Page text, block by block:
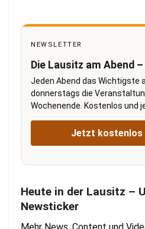
NEWSLETTER
Die Lausitz am Abend
Jeden Abend das Wichtigste
donnerstags die
Wochenende. Kostenlos und
Jetzt kostenlos
Heute in der Lausitz –
Newsticker
Mehr News, Content und